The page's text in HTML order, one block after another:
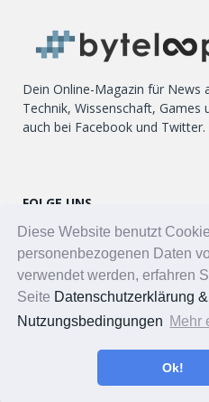
Diese Website benutzt
personenbezogenen Daten
verwendet werden, erfahren
Seite Datenschutzerklärung &
Nutzungsbedingungen Mehr
Ok!
Dein Online-Magazin für News
Technik, Wissenschaft, Games
auch bei Facebook und Twitter.
FOLGE UNS
Twitter
Facebook